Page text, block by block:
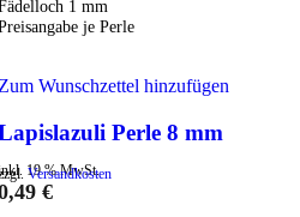
1 mm
je Perle
Wunschzettel hinzufügen
Perle 8 mm
19 % MwSt.
Versandkosten
€